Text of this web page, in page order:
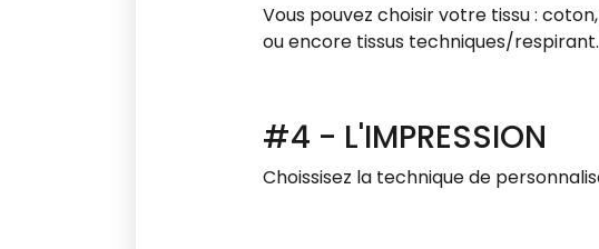
Vous pouvez choisir votre tissu :
ou encore tissus techniques/respirant.
#4 - L'IMPRESSION
Choissisez la technique de